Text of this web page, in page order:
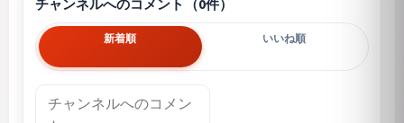
チャンネルへのコメント（0件）
新着順 いいね順